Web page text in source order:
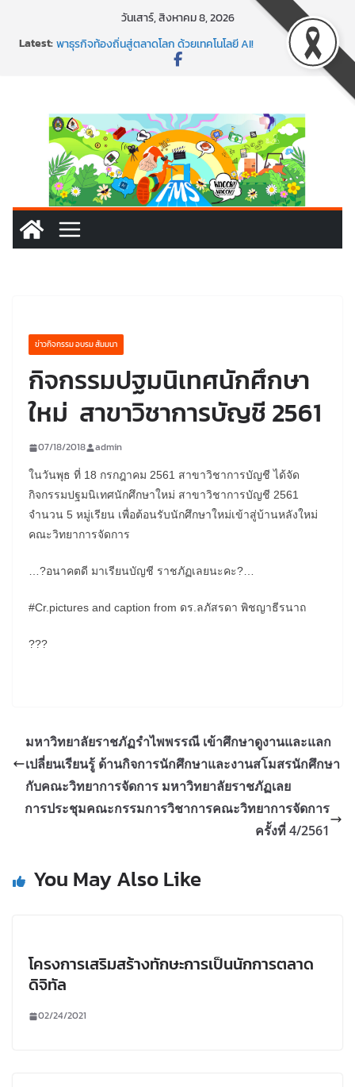
วันเสาร์, สิงหาคม 8, 2026
Latest:พร้อมลุยแล้ว! ปักหมุดโรดแมป AI อัปสกิลธุรกิจให้พุ่งทะยาน
พาธุรกิจท้องถิ่นสู่ตลาดโลก ด้วยเทคโนโลยี AI!
นอกจากเทคโนโลยีจะล้ำ หัวใจคนทำธุรกิจก็ต้องสตรอง!
ข่าวกิจกรรม อบรม สัมมนา
กิจกรรมปฐมนิเทศนักศึกษา
ใหม่ สาขาวิชาการบัญชี 2561
07/18/2018 admin
ในวันพุธ ที่ 18 กรกฎาคม 2561 สาขาวิชาการบัญชี ได้จัด
กิจกรรมปฐมนิเทศนักศึกษาใหม่ สาขาวิชาการบัญชี 2561
จำนวน 5 หมู่เรียน เพื่อต้อนรับนักศึกษาใหม่เข้าสู่บ้านหลังใหม่
คณะวิทยาการจัดการ
?อนาคตดี มาเรียนบัญชี ราชภัฏเลยนะคะ?
#Cr.pictures and caption from ดร.ลภัสรดา พิชญาธีรนาถ
???
มหาวิทยาลัยราชภัฏรำไพพรรณี เข้าศึกษาดูงานและแลก
เปลี่ยนเรียนรู้ ด้านกิจการนักศึกษาและงานสโมสรนักศึกษา
กับคณะวิทยาการจัดการ มหาวิทยาลัยราชภัฏเลย
การประชุมคณะกรรมการวิชาการคณะวิทยาการจัดการ
ครั้งที่ 4/2561
You May Also Like
โครงการเสริมสร้างทักษะการเป็นนักการตลาด
ดิจิทัล
02/24/2021